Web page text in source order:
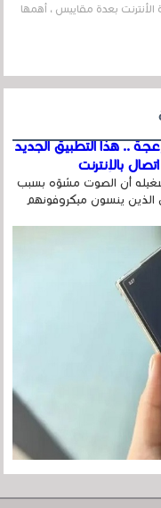
بعدة مقاييس ، أهمها
.. هذا التطبيق الجديد
بالإنترنت
أن الصوت مشوّه بسبب
ينسون ميكروفونهم